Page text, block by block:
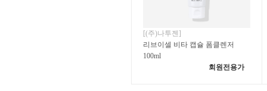
[(주)나투젠]
리브이셀 비타 캡슐 폼클렌저
100ml
회원전용가